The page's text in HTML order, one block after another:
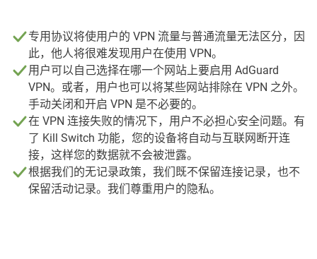
专用协议将使用户的 VPN 流量与普通流量无法区分，因
此，他人将很难发现用户在使用 VPN。
用户可以自己选择在哪一个网站上要启用 AdGuard
VPN。或者，用户也可以将某些网站排除在 VPN 之外。
手动关闭和开启 VPN 是不必要的。
在 VPN 连接失败的情况下，用户不必担心安全问题。有
了 Kill Switch 功能，您的设备将自动与互联网断开连
接，这样您的数据就不会被泄露。
根据我们的无记录政策，我们既不保留连接记录，也不
保留活动记录。我们尊重用户的隐私。